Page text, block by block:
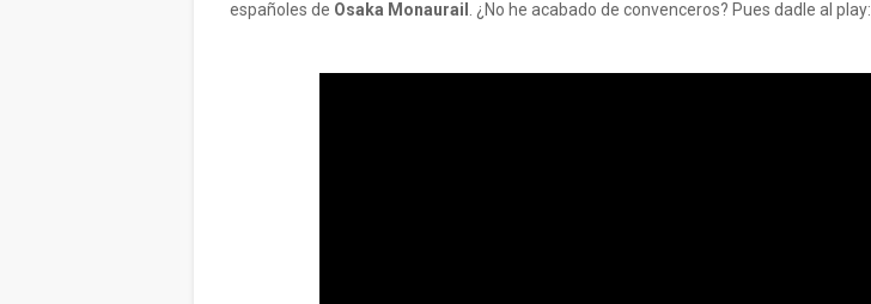
españoles de Osaka Monaurail . ¿No he acabado de convenceros? Pues dadle al play: